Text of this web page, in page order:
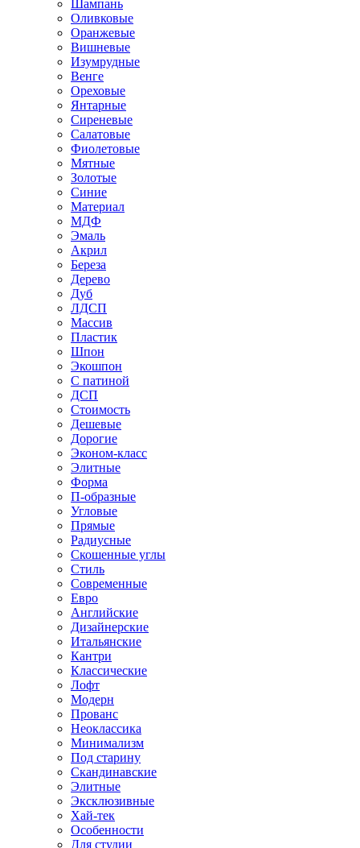
Шампань
Оливковые
Оранжевые
Вишневые
Изумрудные
Венге
Ореховые
Янтарные
Сиреневые
Салатовые
Фиолетовые
Мятные
Золотые
Синие
Материал
МДФ
Эмаль
Акрил
Береза
Дерево
Дуб
ЛДСП
Массив
Пластик
Шпон
Экошпон
С патиной
ДСП
Стоимость
Дешевые
Дорогие
Эконом-класс
Элитные
Форма
П-образные
Угловые
Прямые
Радиусные
Скошенные углы
Стиль
Современные
Евро
Английские
Дизайнерские
Итальянские
Кантри
Классические
Лофт
Модерн
Прованс
Неоклассика
Минимализм
Под старину
Скандинавские
Элитные
Эксклюзивные
Хай-тек
Особенности
Для студии